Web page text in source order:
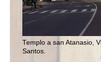
Templo a san Atanasio,
Santos.